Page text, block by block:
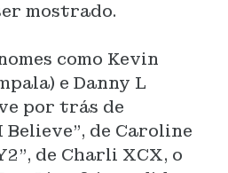
mostrado.
como Kevin
e Danny L
por trás de
Believe”, de Caroline
de Charli XCX, o